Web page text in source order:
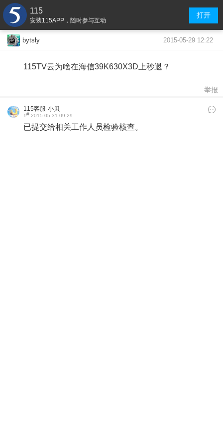
115
安装115APP，随时参与互动
打开
bytsly 2015-05-29 12:22
115TV云为啥在海信39K630X3D上秒退？
举报
115客服-小贝
1# 2015-05-31 09:29
已提交给相关工作人员检验核查。